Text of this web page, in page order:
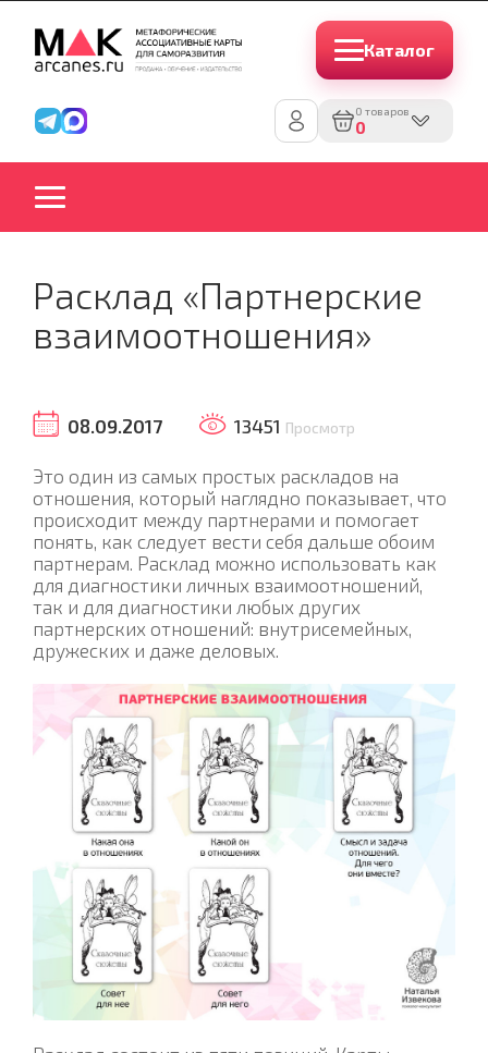
Каталог
0 товаров
0
Расклад «Партнерские
взаимоотношения»
08.09.2017 13451 Просмотр
Это один из самых простых раскладов на
отношения, который наглядно показывает, что
происходит между партнерами и помогает
понять, как следует вести себя дальше обоим
партнерам. Расклад можно использовать как
для диагностики личных взаимоотношений,
так и для диагностики любых других
партнерских отношений: внутрисемейных,
дружеских и даже деловых.